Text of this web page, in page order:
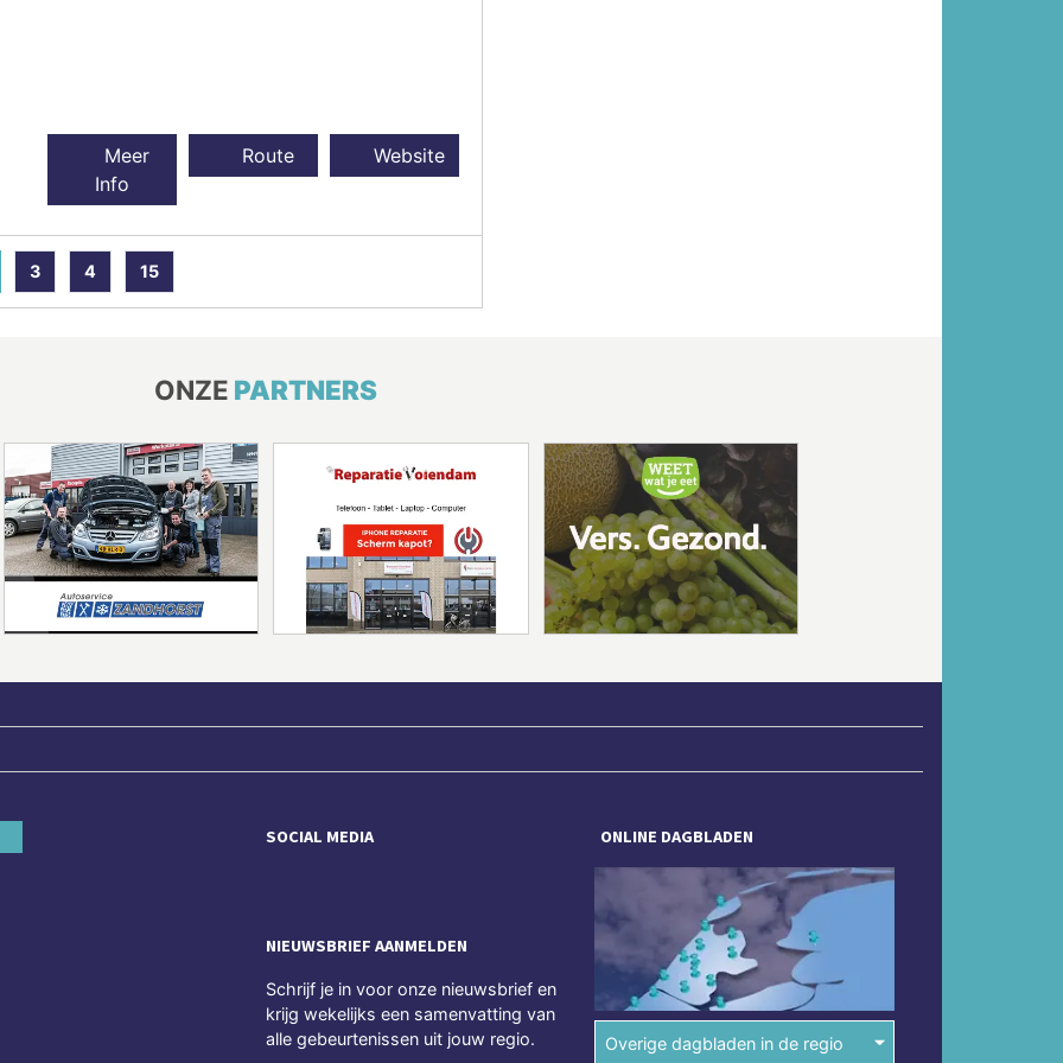
Meer
Info
Route Website
3 4 15
ONZE PARTNERS
SOCIAL MEDIA
NIEUWSBRIEF AANMELDEN
Schrijf je in voor onze nieuwsbrief en
krijg wekelijks een samenvatting van
alle gebeurtenissen uit jouw regio.
ONLINE DAGBLADEN
Overige dagbladen in de regio